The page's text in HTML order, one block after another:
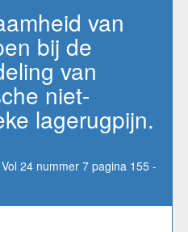
van
bij de
van
niet-
lagerugpijn.
24 nummer 7 pagina 155 -